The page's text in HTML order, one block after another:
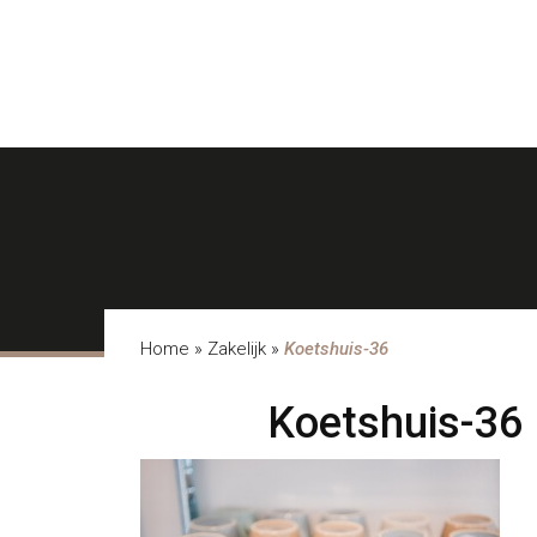
Home » Zakelijk » Koetshuis-36
Koetshuis-36